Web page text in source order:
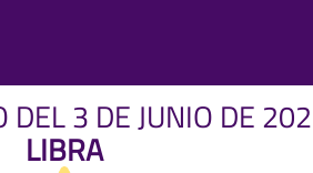
DEL 3 DE JUNIO DE
LIBRA